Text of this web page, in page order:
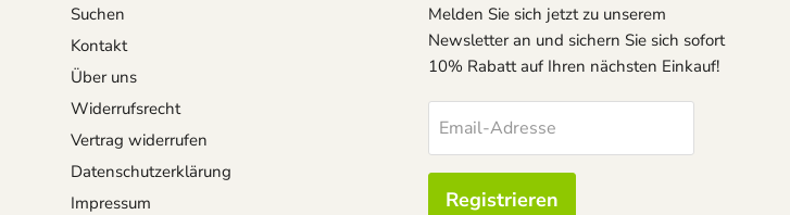
Suchen
Kontakt
Über uns
Widerrufsrecht
Vertrag widerrufen
Datenschutzerklärung
Impressum
Melden Sie sich jetzt zu unserem
Newsletter an und sichern Sie sich sofort
10% Rabatt auf Ihren nächsten Einkauf!
Email-Adresse
Registrieren